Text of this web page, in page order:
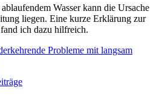
Wasser kann die Ursache
liegen. Eine kurze Erklärung zur
fand ich dazu hilfreich.
Probleme mit langsam